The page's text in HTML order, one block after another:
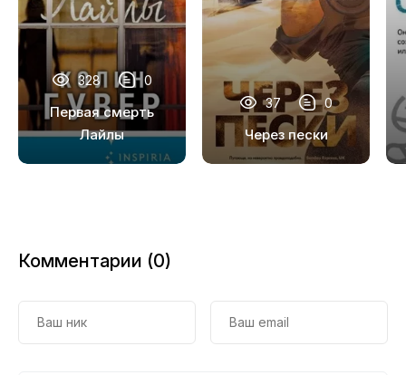
328 0
Первая смерть
Лайлы
37 0
Через пески
Комментарии (0)